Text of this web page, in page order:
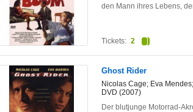
den Mann ihres Lebens,
Tickets: 2
Ghost Rider
Nicolas Cage; Eva
DVD (2007)
Der blutjunge Motorrad-